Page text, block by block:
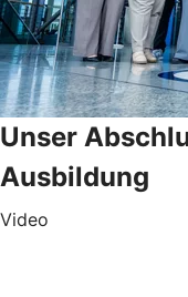
Unser
Ausbildung
Video